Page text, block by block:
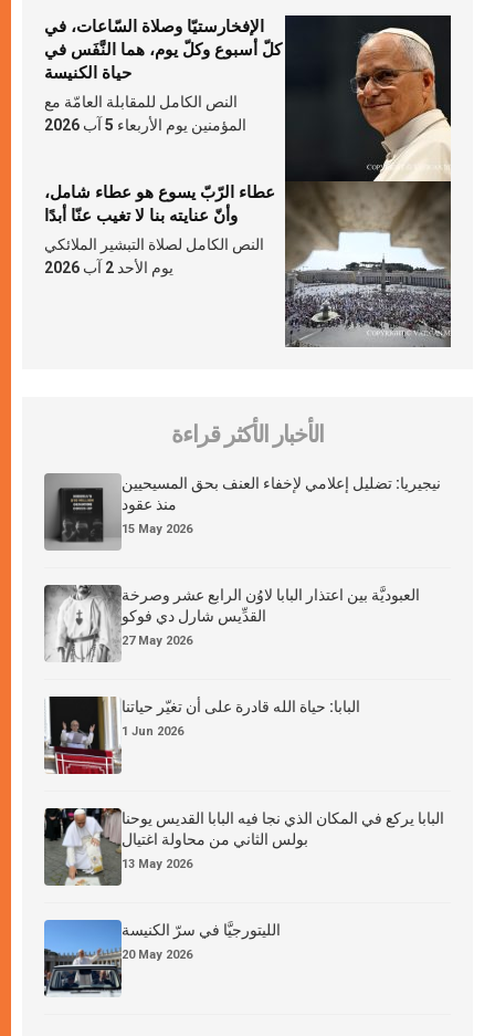
الإفخارستيّا وصلاة السّاعات، في
كلّ أسبوع وكلّ يوم، هما النَّفَس في
حياة الكنيسة
النص الكامل للمقابلة العامّة مع
المؤمنين يوم الأربعاء 5 آب 2026
عطاء الرّبّ يسوع هو عطاء شامل،
وأنّ عنايته بنا لا تغيب عنّا أبدًا
النص الكامل لصلاة التبشير الملائكي
يوم الأحد 2 آب 2026
الأخبار الأكثر قراءة
نيجيريا: تضليل إعلامي لإخفاء العنف بحق المسيحيين
منذ عقود
15 May 2026
العبوديَّة بين اعتذار البابا لاوُن الرابع عشر وصرخة
القدِّيس شارل دي فوكو
27 May 2026
البابا: حياة الله قادرة على أن تغيّر حياتنا
1 Jun 2026
البابا يركع في المكان الذي نجا فيه البابا القديس يوحنا
بولس الثاني من محاولة اغتيال
13 May 2026
الليتورجيَّا في سرّ الكنيسة
20 May 2026